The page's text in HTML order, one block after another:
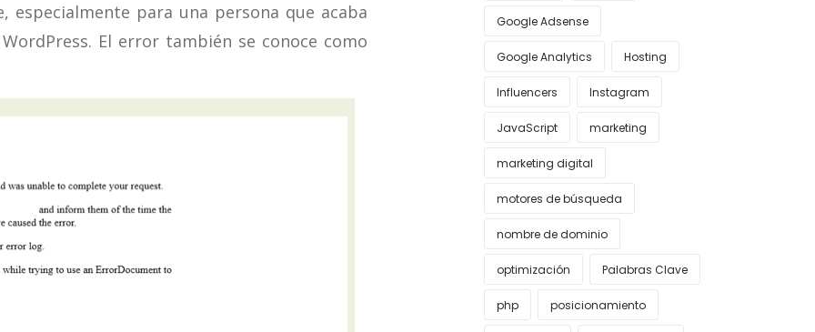
para una persona que acaba
El error también se conoce como
Google Adsense
Google Analytics Hosting
Influencers Instagram
JavaScript marketing
marketing digital
motores de búsqueda
nombre de dominio
optimización Palabras Clave
php posicionamiento